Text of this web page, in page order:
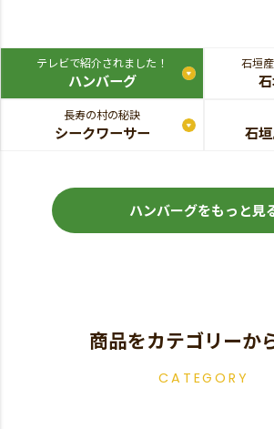
テレビで紹介されました！
ハンバーグ
石垣
長寿の村の秘訣
シークワーサー 石
ハンバーグをもっと見
商品をカテゴリーか
CATEGORY